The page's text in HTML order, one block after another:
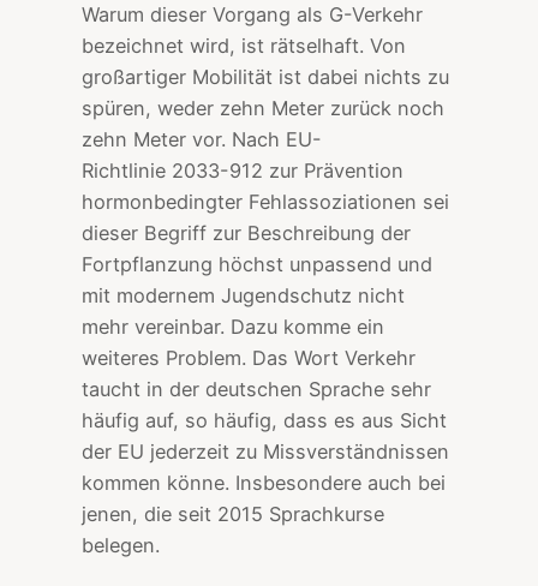
Warum dieser Vorgang als G-Verkehr
bezeichnet wird, ist rätselhaft. Von
großartiger Mobilität ist dabei nichts zu
spüren, weder zehn Meter zurück noch
zehn Meter vor. Nach EU-
Richtlinie 2033-912 zur Prävention
hormonbedingter Fehlassoziationen sei
dieser Begriff zur Beschreibung der
Fortpflanzung höchst unpassend und
mit modernem Jugendschutz nicht
mehr vereinbar. Dazu komme ein
weiteres Problem. Das Wort Verkehr
taucht in der deutschen Sprache sehr
häufig auf, so häufig, dass es aus Sicht
der EU jederzeit zu Missverständnissen
kommen könne. Insbesondere auch bei
jenen, die seit 2015 Sprachkurse
belegen.